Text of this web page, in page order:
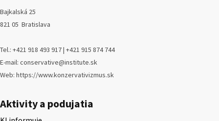
Bajkalská 25
821 05 Bratislava
Tel.: +421 918 493 917 | +421 915 874 744
E-mail: conservative@institute.sk
Web: https://www.konzervativizmus.sk
Aktivity a podujatia